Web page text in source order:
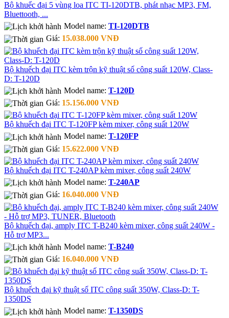
Bộ khuếc đại 5 vùng loa ITC TI-120DTB, phát nhạc MP3, FM,
Bluettooth, ...
Model name: TI-120DTB
Giá: 15.038.000 VNĐ
Bộ khuếch đại ITC kèm trộn kỹ thuật số công suất 120W, Class-
D: T-120D
Model name: T-120D
Giá: 15.156.000 VNĐ
Bộ khuếch đại ITC T-120FP kèm mixer, công suất 120W
Model name: T-120FP
Giá: 15.622.000 VNĐ
Bộ khuếch đại ITC T-240AP kèm mixer, công suất 240W
Model name: T-240AP
Giá: 16.040.000 VNĐ
Bộ khuếch đại, amply ITC T-B240 kèm mixer, công suất 240W -
Hỗ trợ MP3...
Model name: T-B240
Giá: 16.040.000 VNĐ
Bộ khuếch đại kỹ thuật số ITC công suất 350W, Class-D: T-
1350DS
Model name: T-1350DS